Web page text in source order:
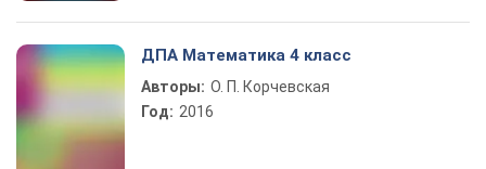
ДПА Математика 4 класс
Авторы: О. П. Корчевская
Год: 2016